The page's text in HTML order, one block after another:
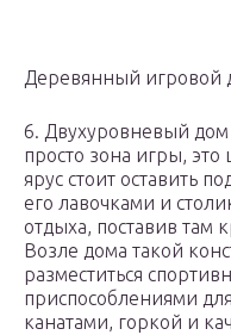
Деревянный игровой
6. Двухуровневый
просто зона игры,
ярус стоит оставить
его лавочками и
отдыха, поставив там
Возле дома такой
разместиться
приспособлениями
канатами, горкой и